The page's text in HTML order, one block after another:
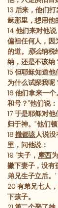
13 后来，他们打
稣那里，想用他
14 他们来对他
偏袒任何人，因
的道。那么纳税
纳，还是不该纳
15 但耶稣知道他
为什么试探我呢
16 他们拿来一
和号？”他们说
17 于是耶稣对他
归于神。”他们
18 撒都该人说没
里，问他说：
19 “夫子，摩西
撇下妻子，没有
弟兄生子立后。’
20 有弟兄七人
下孩子。